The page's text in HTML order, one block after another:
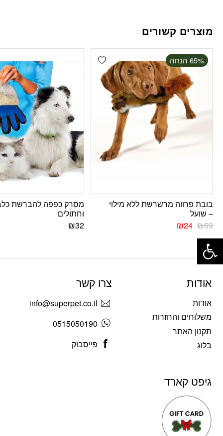
מוצרים קשורים
Add wishlist ‫65% הנחה
בובת פרווה מרשרשת ללא מילוי
– שועל
₪69
₪24
מסרק כפפה להברשת
וחתולים
₪32
אודות
אודות
משלוחים והחזרות
תקנון האתר
בלוג
צרו קשר
info@superpet.co.il
0515050190
פייסבוק
גיפט קארד
פתח סרגל נגישות